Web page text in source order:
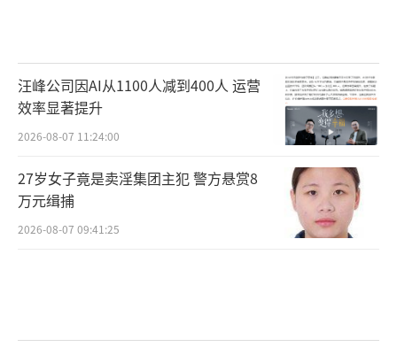
汪峰公司因AI从1100人减到400人 运营
效率显著提升
2026-08-07 11:24:00
27岁女子竟是卖淫集团主犯 警方悬赏8
万元缉捕
2026-08-07 09:41:25